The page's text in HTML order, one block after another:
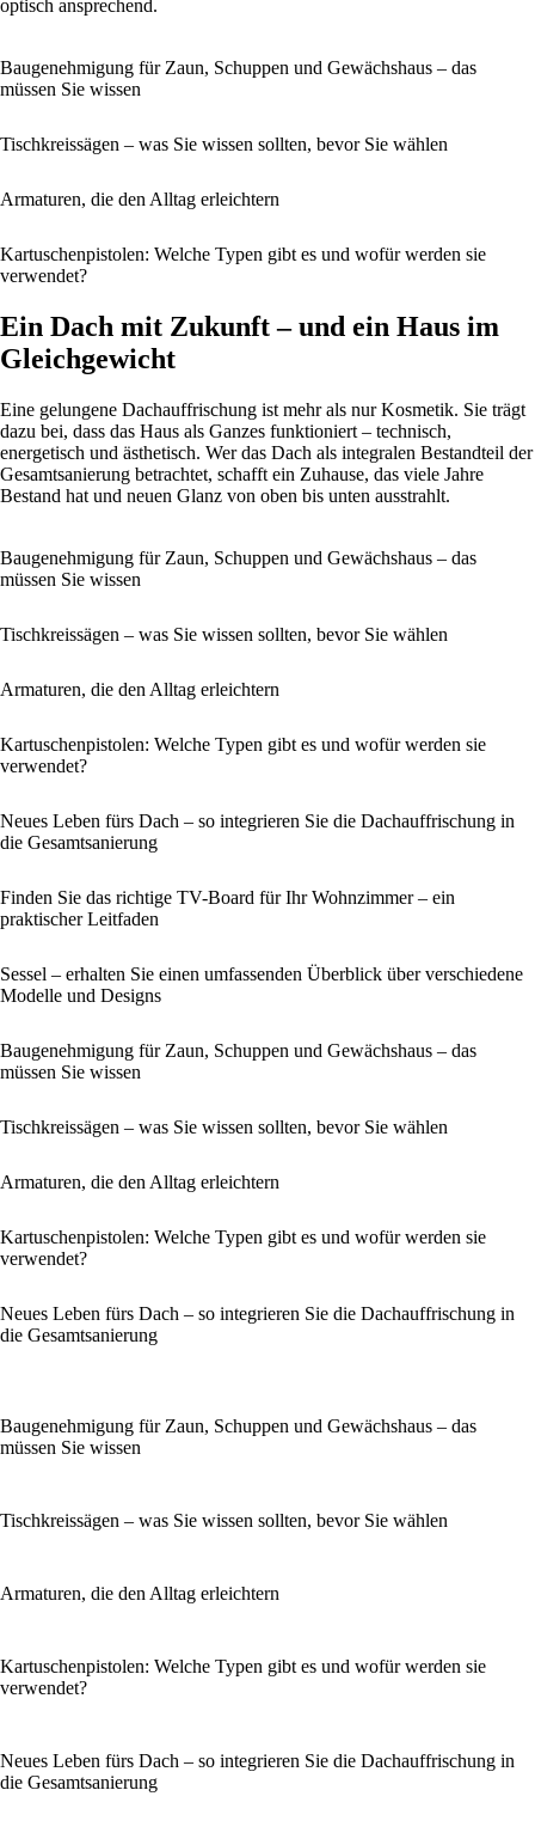
optisch ansprechend.
Baugenehmigung für Zaun, Schuppen und Gewächshaus – das
müssen Sie wissen
Tischkreissägen – was Sie wissen sollten, bevor Sie wählen
Armaturen, die den Alltag erleichtern
Kartuschenpistolen: Welche Typen gibt es und wofür werden sie
verwendet?
Ein Dach mit Zukunft – und ein Haus im
Gleichgewicht
Eine gelungene Dachauffrischung ist mehr als nur Kosmetik. Sie trägt
dazu bei, dass das Haus als Ganzes funktioniert – technisch,
energetisch und ästhetisch. Wer das Dach als integralen Bestandteil der
Gesamtsanierung betrachtet, schafft ein Zuhause, das viele Jahre
Bestand hat und neuen Glanz von oben bis unten ausstrahlt.
Baugenehmigung für Zaun, Schuppen und Gewächshaus – das
müssen Sie wissen
Tischkreissägen – was Sie wissen sollten, bevor Sie wählen
Armaturen, die den Alltag erleichtern
Kartuschenpistolen: Welche Typen gibt es und wofür werden sie
verwendet?
Neues Leben fürs Dach – so integrieren Sie die Dachauffrischung in
die Gesamtsanierung
Finden Sie das richtige TV-Board für Ihr Wohnzimmer – ein
praktischer Leitfaden
Sessel – erhalten Sie einen umfassenden Überblick über verschiedene
Modelle und Designs
Baugenehmigung für Zaun, Schuppen und Gewächshaus – das
müssen Sie wissen
Tischkreissägen – was Sie wissen sollten, bevor Sie wählen
Armaturen, die den Alltag erleichtern
Kartuschenpistolen: Welche Typen gibt es und wofür werden sie
verwendet?
Neues Leben fürs Dach – so integrieren Sie die Dachauffrischung in
die Gesamtsanierung
Baugenehmigung für Zaun, Schuppen und Gewächshaus – das
müssen Sie wissen
Tischkreissägen – was Sie wissen sollten, bevor Sie wählen
Armaturen, die den Alltag erleichtern
Kartuschenpistolen: Welche Typen gibt es und wofür werden sie
verwendet?
Neues Leben fürs Dach – so integrieren Sie die Dachauffrischung in
die Gesamtsanierung